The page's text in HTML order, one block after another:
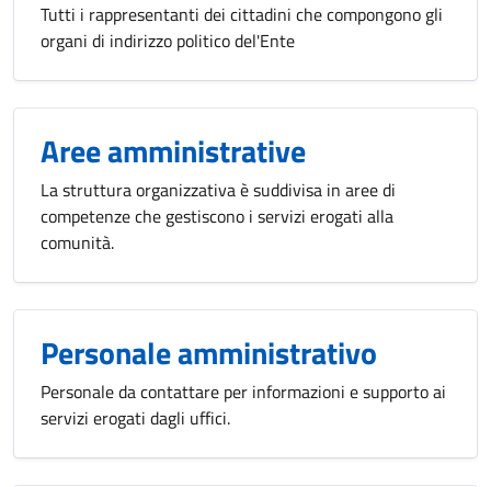
Tutti i rappresentanti dei cittadini che compongono gli
organi di indirizzo politico del'Ente
Aree amministrative
La struttura organizzativa è suddivisa in aree di
competenze che gestiscono i servizi erogati alla
comunità.
Personale amministrativo
Personale da contattare per informazioni e supporto ai
servizi erogati dagli uffici.